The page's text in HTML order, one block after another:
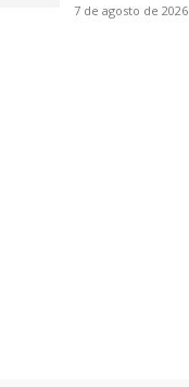
7 de agosto de 2026